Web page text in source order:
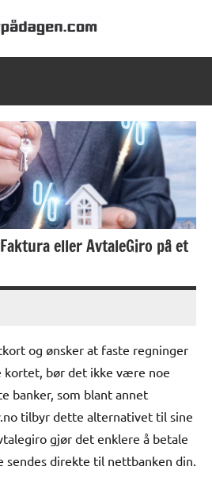
eller AvtaleGiro på et
og ønsker at faste regninger
kortet, bør det ikke være noe
banker, som blant annet
tilbyr dette alternativet til sine
gjør det enklere å betale
sendes direkte til nettbanken din.